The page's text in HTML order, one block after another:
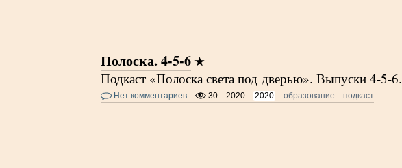
Полоска. 4-5-6
Подкаст «Полоска света под дверью». Выпуски 4-5-6.
Нет комментариев 30 2020 2020 образование подкаст